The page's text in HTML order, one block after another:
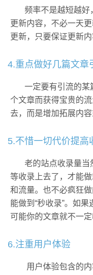
频率不是越短越好
更新内容，不必一天
更新，只要保证更新内
4.重点做好几篇文章
一定要有引流的某
个文章而获得宝贵的
去，而是增加拓展内容
5.不惜一切代价提高
老的站点收录量当
等收录上去了，才能
和流量。也不必疯狂
能做到“秒收录”。如
可能你的文章就不一定
6.注重用户体验
用户体验包含的内